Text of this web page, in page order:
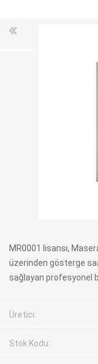
MR0001 lisansı,
üzerinden gösterge
sağlayan profesyonel
Üretici:
Stok Kodu: